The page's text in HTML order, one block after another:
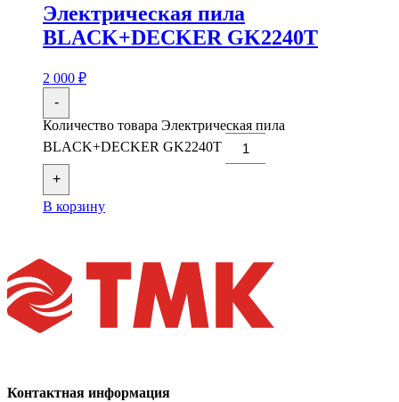
Электрическая пила
BLACK+DECKER GK2240T
2 000 ₽
-
Количество товара Электрическая пила
BLACK+DECKER GK2240T
+
В корзину
Контактная информация